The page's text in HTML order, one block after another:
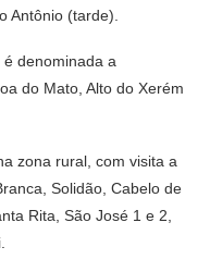
Antônio (tarde).
denominada a
do Mato, Alto do Xerém
zona rural, com visita a
Solidão, Cabelo de
Rita, São José 1 e 2,